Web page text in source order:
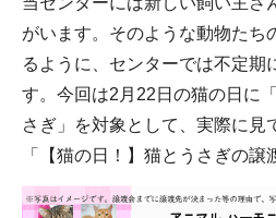
がいます。そのような動物たち
るように、センターでは不定期
す。今回は2月22日の猫の日に
さぎ」を対象として、実際に見
「【猫の日！】猫とうさぎの譲